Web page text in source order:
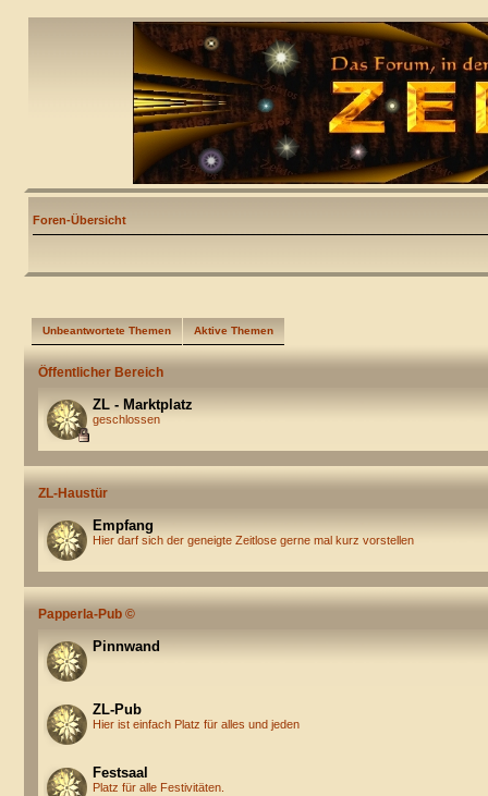
Foren-Übersicht
Unbeantwortete Themen Aktive Themen
Öffentlicher Bereich
ZL - Marktplatz
geschlossen
ZL-Haustür
Empfang
Hier darf sich der geneigte Zeitlose gerne mal kurz vorstellen
Papperla-Pub ©
Pinnwand
ZL-Pub
Hier ist einfach Platz für alles und jeden
Festsaal
Platz für alle Festivitäten.